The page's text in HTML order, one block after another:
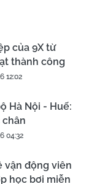
của 9X từ
thành công
12:02
Hà Nội - Huế:
chân
04:32
vận động viên
học bơi miễn